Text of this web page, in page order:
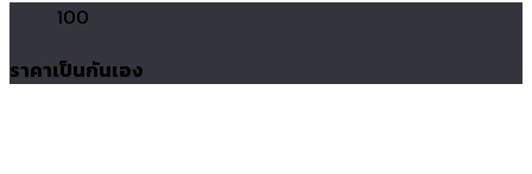
100
ราคาเป็นกันเอง